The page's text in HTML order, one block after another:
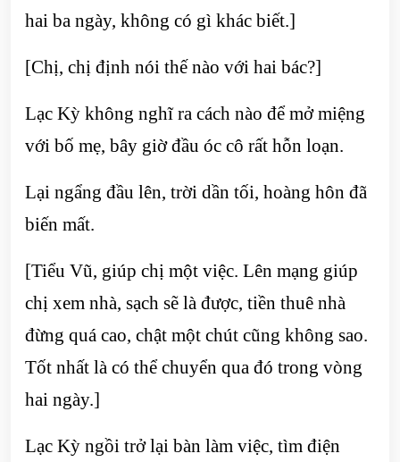
hai ba ngày, không có gì khác biết.]
[Chị, chị định nói thế nào với hai bác?]
Lạc Kỳ không nghĩ ra cách nào để mở miệng
với bố mẹ, bây giờ đầu óc cô rất hỗn loạn.
Lại ngẩng đầu lên, trời dần tối, hoàng hôn đã
biến mất.
[Tiểu Vũ, giúp chị một việc. Lên mạng giúp
chị xem nhà, sạch sẽ là được, tiền thuê nhà
đừng quá cao, chật một chút cũng không sao.
Tốt nhất là có thể chuyển qua đó trong vòng
hai ngày.]
Lạc Kỳ ngồi trở lại bàn làm việc, tìm điện